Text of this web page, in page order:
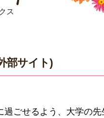
ス
部サイト)
ごせるよう、大学の